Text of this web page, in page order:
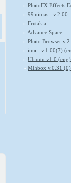
» PhotoFX Effects
» 99 ninjas - v.2.00
» Frutakia
» Advance Space
» Photo Browser
» imo - v.1.00(7)
» Ubuntu v1.0 (eng)
» MInbox v.0.31